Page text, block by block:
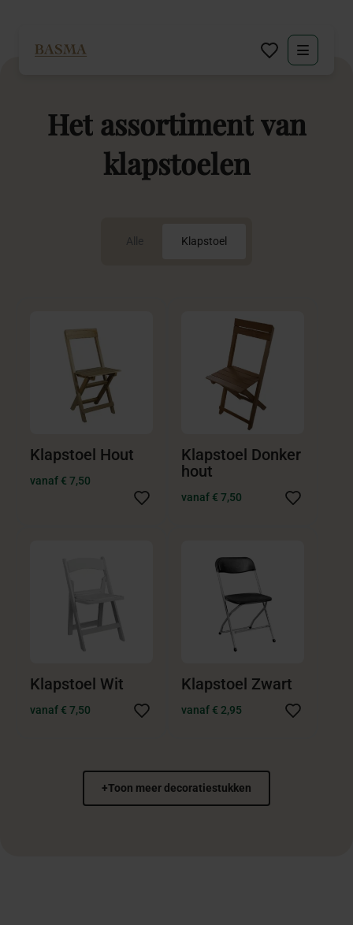
Zakelijk
Decoratie huren
Het assortimentvan
klapstoelen
Alle Klapstoel
Klapstoel Hout
vanaf € 7,50
Klapstoel Donker
hout
vanaf € 7,50
Klapstoel Wit
vanaf € 7,50
Klapstoel Zwart
vanaf € 2,95
+Toon meer decoratiestukken